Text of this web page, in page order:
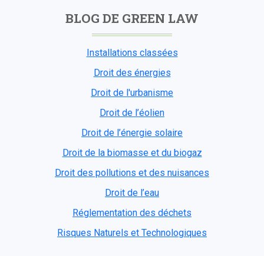
BLOG DE GREEN LAW
Installations classées
Droit des énergies
Droit de l'urbanisme
Droit de l’éolien
Droit de l’énergie solaire
Droit de la biomasse et du biogaz
Droit des pollutions et des nuisances
Droit de l’eau
Réglementation des déchets
Risques Naturels et Technologiques